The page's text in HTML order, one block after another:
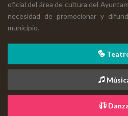
oficial del área de cultura del
necesidad de promocionar y
municipio.